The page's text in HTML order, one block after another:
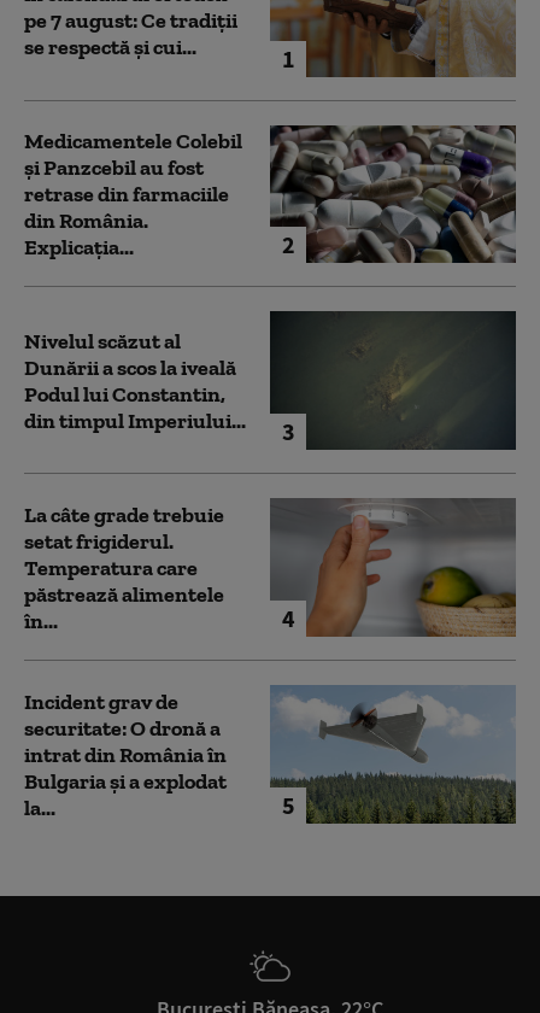
1
pe 7 august: Ce tradiții
se respectă și cui...
2
Medicamentele Colebil
și Panzcebil au fost
retrase din farmaciile
din România.
Explicația...
3
Nivelul scăzut al
Dunării a scos la iveală
Podul lui Constantin,
din timpul Imperiului...
4
La câte grade trebuie
setat frigiderul.
Temperatura care
păstrează alimentele
în...
5
Incident grav de
securitate: O dronă a
intrat din România în
Bulgaria şi a explodat
la...